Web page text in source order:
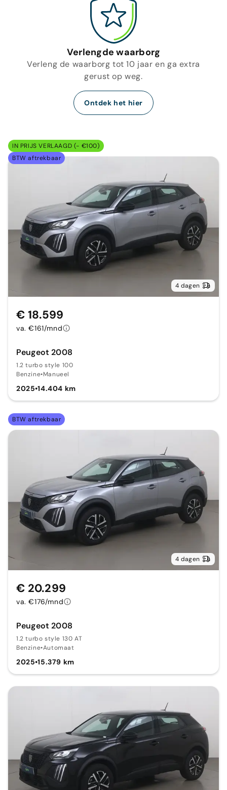
Verlengde waarborg
Verleng de waarborg tot 10 jaar en ga extra
gerust op weg.
Ontdek het hier
IN PRIJS VERLAAGD (- €100)
BTW aftrekbaar
4 dagen
Peugeot 2008
1.2 turbo style 100
Benzine•Manueel
2025•14.404 km
€ 18.599
va. €161/mnd
BTW aftrekbaar
4 dagen
Peugeot 2008
1.2 turbo style 130 AT
Benzine•Automaat
2025•15.379 km
€ 20.299
va. €176/mnd